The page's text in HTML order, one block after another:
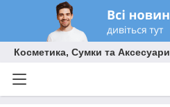
Косметика, Сумки та Аксесуари